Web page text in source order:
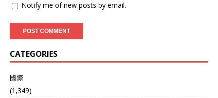
Notify me of new posts by email.
CATEGORIES
國際
(1,349)